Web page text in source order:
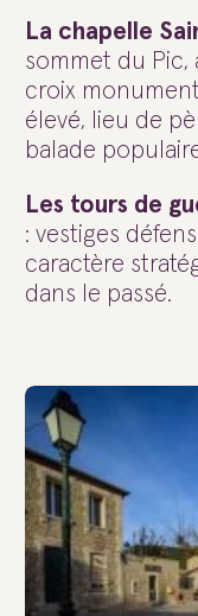
La chapelle
sommet du Pic,
croix
élevé, lieu de
balade
Les tours de
: vestiges
caractère
dans le passé.